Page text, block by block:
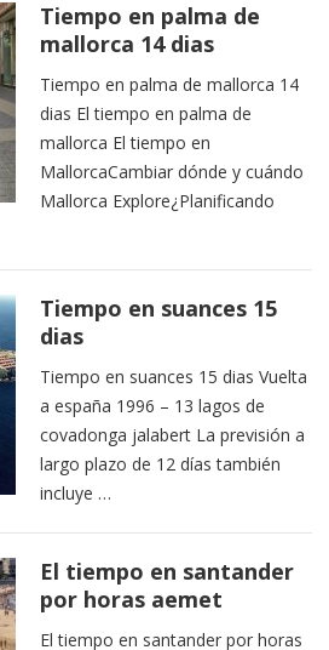
Tiempo en palma de
mallorca 14 dias
Tiempo en palma de mallorca 14
dias El tiempo en palma de
mallorca El tiempo en
MallorcaCambiar dónde y cuándo
Mallorca Explore¿Planificando
Tiempo en suances 15
dias
Tiempo en suances 15 dias Vuelta
a españa 1996 – 13 lagos de
covadonga jalabert La previsión a
largo plazo de 12 días también
incluye …
El tiempo en santander
por horas aemet
El tiempo en santander por horas